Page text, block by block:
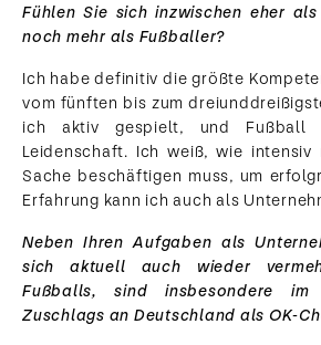
Fühlen Sie sich inzwischen eher
noch mehr als Fußballer?
Ich habe definitiv die größte
vom fünften bis zum
ich aktiv gespielt, und Fußball
Leidenschaft. Ich weiß, wie
Sache beschäftigen muss, um
Erfahrung kann ich auch als
Neben Ihren Aufgaben als
sich aktuell auch wieder
Fußballs, sind insbesondere
Zuschlags an Deutschland als OK-